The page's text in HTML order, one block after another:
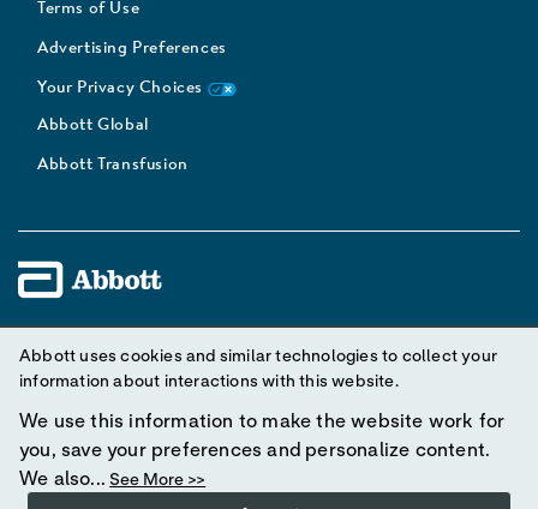
Terms of Use
Advertising Preferences
Your Privacy Choices
Abbott Global
Abbott Transfusion
appearing in this Internet site are trademarks owned by or licensed
trademark, trade name, or trade dress in this site may be made
without prior written authorization of Abbott, except to identify the
product or services of the company.
Abbott uses cookies and similar technologies to collect your
information about interactions with this website.
We use this information to make the website work for
you, save your preferences and personalize content.
We also... See More >>